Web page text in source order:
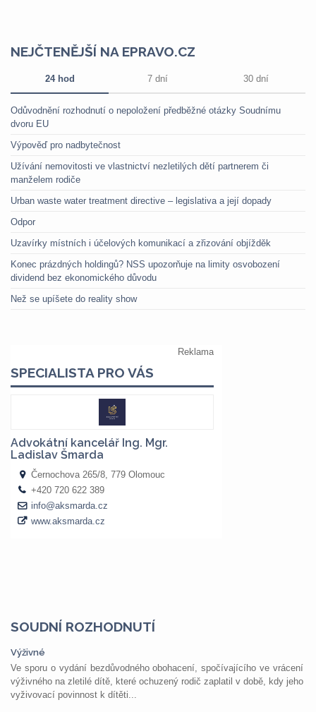
NEJČTENĚJŠÍ NA EPRAVO.CZ
24 hod 7 dní 30 dní
Odůvodnění rozhodnutí o nepoložení předběžné otázky Soudnímu
dvoru EU
Výpověď pro nadbytečnost
Užívání nemovitosti ve vlastnictví nezletilých dětí partnerem či
manželem rodiče
Urban waste water treatment directive – legislativa a její dopady
Odpor
Uzavírky místních i účelových komunikací a zřizování objížděk
Konec prázdných holdingů? NSS upozorňuje na limity osvobození
dividend bez ekonomického důvodu
Než se upíšete do reality show
SOUDNÍ ROZHODNUTÍ
Výživné
Ve sporu o vydání bezdůvodného obohacení, spočívajícího ve vrácení
výživného na zletilé dítě, které ochuzený rodič zaplatil v době, kdy jeho
vyživovací povinnost k dítěti...